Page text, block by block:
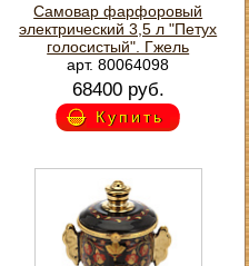
Самовар фарфоровый
электрический 3,5 л "Петух
голосистый". Гжель
арт. 80064098
68400 руб.
Купить